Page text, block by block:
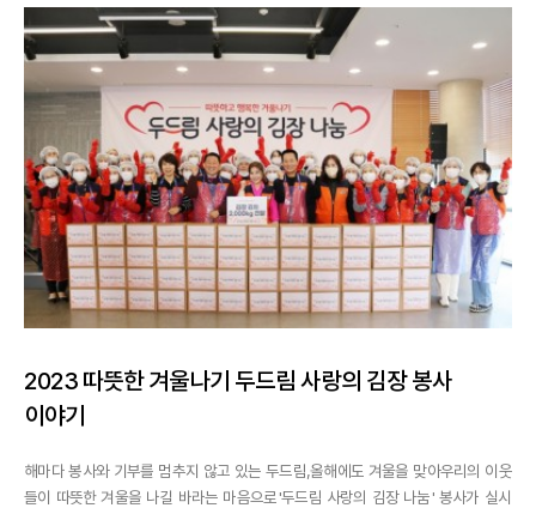
동양육시설 7개소의 소외계층 아이들에게 전달될 예정...
2023 따뜻한 겨울나기 두드림 사랑의 김장 봉사
이야기
해마다 봉사와 기부를 멈추지 않고 있는 두드림,올해에도 겨울을 맞아우리의 이웃
들이 따뜻한 겨울을 나길 바라는 마음으로'두드림 사랑의 김장 나눔' 봉사가 실시